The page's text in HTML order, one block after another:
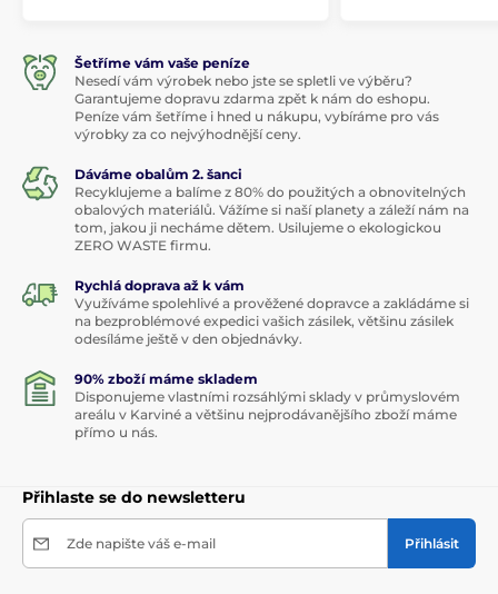
Šetříme vám vaše peníze
Nesedí vám výrobek nebo jste se spletli ve výběru?
Garantujeme dopravu zdarma zpět k nám do eshopu.
Peníze vám šetříme i hned u nákupu, vybíráme pro vás
výrobky za co nejvýhodnější ceny.
Dáváme obalům 2. šanci
Recyklujeme a balíme z 80% do použitých a obnovitelných
obalových materiálů. Vážíme si naší planety a záleží nám na
tom, jakou ji necháme dětem. Usilujeme o ekologickou
ZERO WASTE firmu.
Rychlá doprava až k vám
Využíváme spolehlivé a prověžené dopravce a zakládáme si
na bezproblémové expedici vašich zásilek, většinu zásilek
odesíláme ještě v den objednávky.
90% zboží máme skladem
Disponujeme vlastními rozsáhlými sklady v průmyslovém
areálu v Karviné a většinu nejprodávanějšího zboží máme
přímo u nás.
Přihlaste se do newsletteru
Zde napište váš e-mail Přihlásit